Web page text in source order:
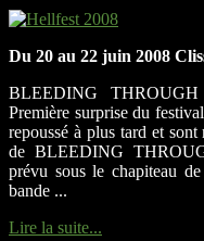
Du 20 au 22 juin 2008
BLEEDING THROUGH
Première surprise du
repoussé à plus tard et
de BLEEDING
prévu sous le chapiteau
bande ...
Lire la suite...